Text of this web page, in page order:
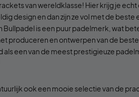
van wereldklasse! Hier krijg je echt
design en dan zijn ze vol met de beste
is een puur padelmerk, wat
produceren en ontwerpen van de
een van de meest prestigieuze
ook een mooie selectie van de